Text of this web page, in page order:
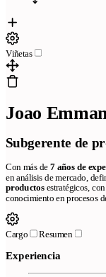
Viñetas
Joao
Subgerente de
Con más de7 años de
en análisis de mercado,
productosestratégicos,
conocimiento en procesos
Cargo Resumen
Experiencia